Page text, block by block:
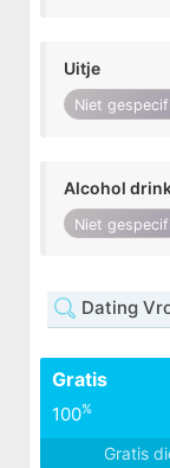
Uitje
Niet
Alcohol
Niet
Dating
Gratis
100%
Gratis